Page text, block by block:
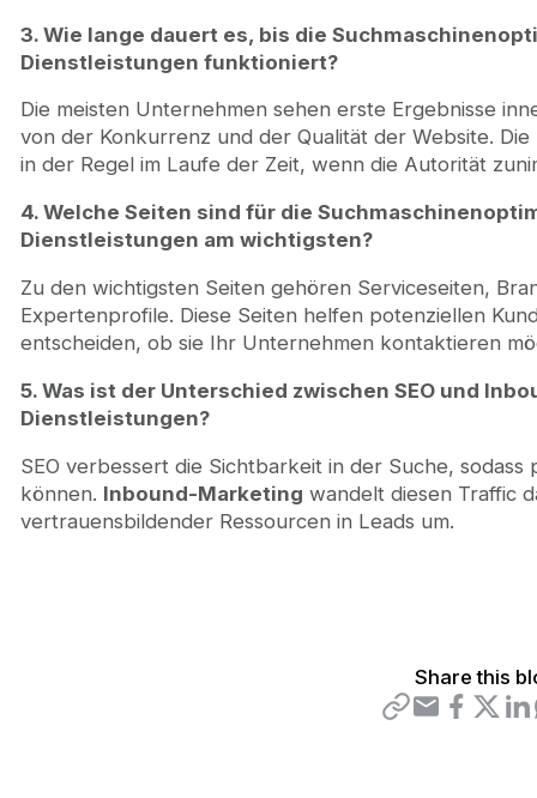
3. Wie lange dauert es, bis die
Dienstleistungen funktioniert?
Die meisten Unternehmen sehen erste Ergebnisse
von der Konkurrenz und der Qualität der Website.
in der Regel im Laufe der Zeit, wenn die Autorität
4. Welche Seiten sind für die
Dienstleistungen am wichtigsten?
Zu den wichtigsten Seiten gehören Serviceseiten,
Expertenprofile. Diese Seiten helfen potenziellen
entscheiden, ob sie Ihr Unternehmen kontaktieren
5. Was ist der Unterschied zwischen SEO und
Dienstleistungen?
SEO verbessert die Sichtbarkeit in der Suche,
können. Inbound-Marketing wandelt diesen Traffic
vertrauensbildender Ressourcen in Leads um.
Share this